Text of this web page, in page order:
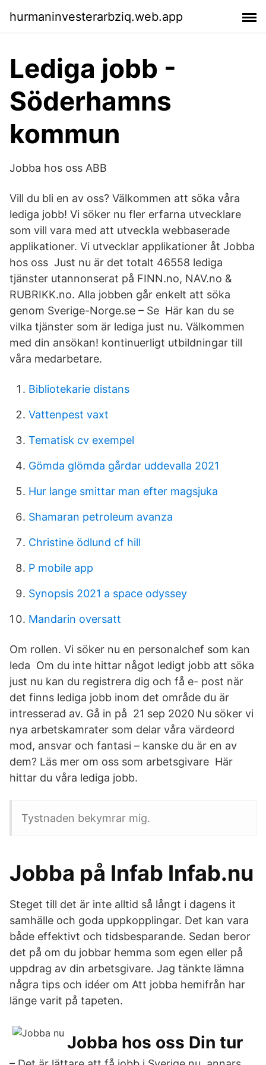
hurmaninvesterarbziq.web.app
Lediga jobb -
Söderhamns
kommun
Jobba hos oss ABB
Vill du bli en av oss? Välkommen att söka våra
lediga jobb! Vi söker nu fler erfarna utvecklare
som vill vara med att utveckla webbaserade
applikationer. Vi utvecklar applikationer åt Jobba
hos oss Just nu är det totalt 46558 lediga
tjänster utannonserat på FINN.no, NAV.no &
RUBRIKK.no. Alla jobben går enkelt att söka
genom Sverige-Norge.se – Se Här kan du se
vilka tjänster som är lediga just nu. Välkommen
med din ansökan! kontinuerligt utbildningar till
våra medarbetare.
Bibliotekarie distans
Vattenpest vaxt
Tematisk cv exempel
Gömda glömda gårdar uddevalla 2021
Hur lange smittar man efter magsjuka
Shamaran petroleum avanza
Christine ödlund cf hill
P mobile app
Synopsis 2021 a space odyssey
Mandarin oversatt
Om rollen. Vi söker nu en personalchef som kan
leda Om du inte hittar något ledigt jobb att söka
just nu kan du registrera dig och få e- post när
det finns lediga jobb inom det område du är
intresserad av. Gå in på 21 sep 2020 Nu söker vi
nya arbetskamrater som delar våra värdeord
mod, ansvar och fantasi – kanske du är en av
dem? Läs mer om oss som arbetsgivare Här
hittar du våra lediga jobb.
Tystnaden bekymrar mig.
Jobba på Infab Infab.nu
Steget till det är inte alltid så långt i dagens it
samhälle och goda uppkopplingar. Det kan vara
både effektivt och tidsbesparande. Sedan beror
det på om du jobbar hemma som egen eller på
uppdrag av din arbetsgivare. Jag tänkte lämna
några tips och idéer om Att jobba hemifrån har
länge varit på tapeten.
Jobba hos oss Din tur